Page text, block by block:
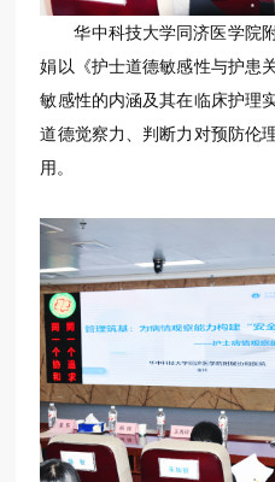
华中科技大学同济医学院
娟以《护士道德敏感性与护患
敏感性的内涵及其在临床护理
道德觉察力、判断力对预防伦
用。